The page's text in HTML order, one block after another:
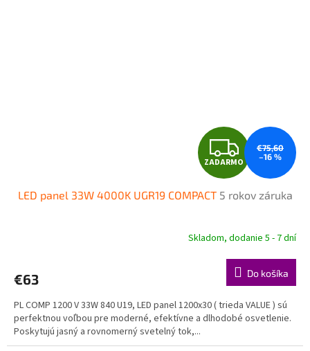
Z
A
D
A
R
M
O
ZADARMO
€75,60
–16 %
LED panel 33W 4000K UGR19 COMPACT 5 rokov záruka
Skladom, dodanie 5 - 7 dní
€63 Do košíka
PL COMP 1200 V 33W 840 U19, LED panel 1200x30 ( trieda VALUE ) sú
perfektnou voľbou pre moderné, efektívne a dlhodobé osvetlenie.
Poskytujú jasný a rovnomerný svetelný tok,...